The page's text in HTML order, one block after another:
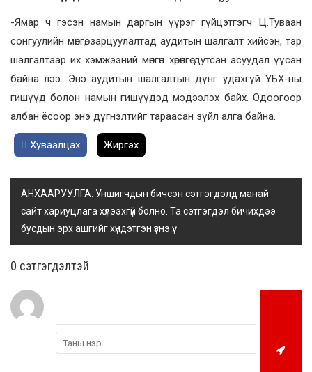
-Ямар ч гэсэн намын даргын үүрэг гүйцэтгэгч Ц.Туваан
сонгуулийн мөнгө, зарцуулалтад аудитын шалгалт хийсэн, тэр
шалгалтаар их хэмжээний мөнгөн хөрөнгө дутсан асуудал үүсэн
байна лээ. Энэ аудитын шалгалтын дүнг удахгүй ҮБХ-ны
гишүүд болон намын гишүүдэд мэдээлэх байх. Одоогоор
албан ёсоор энэ дүгнэлтийг тараасан зүйл алга байна.
Хуваалцах Жиргэх
АНХААРУУЛГА: Уншигчдын бичсэн сэтгэгдэлд манай
сайт хариуцлага хүлээхгүй болно. Та сэтгэгдэл бичихдээ
бусдын эрх ашгийг хүндэтгэн үзнэ үү.
0 cэтгэгдэлтэй